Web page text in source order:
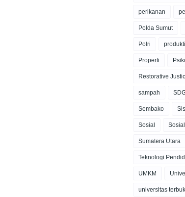
perikanan
Polda Sumut
Polri
Properti
Restorative
sampah
Sembako
Sosial
Sumatera Utara
Teknologi
UMKM
universitas